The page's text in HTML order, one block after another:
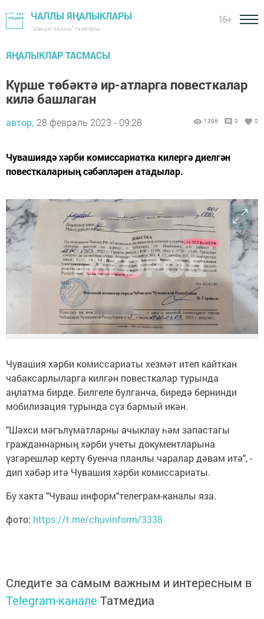
ЧАЛЛЫ ЯҢАЛЫКЛАРЫ
"Шәһри Чаллы" газетасы
16+
ЯҢАЛЫКЛАР ТАСМАСЫ
Күрше төбәктә ир-атларга повесткалар
килә башлаган
автор, 28 февраль 2023 - 09:28 1396 0 0
Чувашиядә хәрби комиссариатка килергә диелгән
повесткаларның сәбәпләрен атадылар.
Чувашия хәрби комиссариаты хезмәт итеп кайткан
чабаксарлыларга килгән повесткалар турында
аңлатма бирде. Билгеле булганча, биредә бернинди
мобилизация турында сүз бармый икән.
"Шәхси мәгълүматларны ачыклау һәм запастагы
гражданнарның хәрби учеты документларына
үзгәрешләр кертү буенча планлы чаралар дәвам итә", -
дип хәбәр итә Чувашия хәрби комиссариаты.
Бу хакта "Чуваш информ"телеграм-каналы яза.
фото: https://t.me/chuvinform/3338
Следите за самым важным и интересным в
Telegram-канале Татмедиа